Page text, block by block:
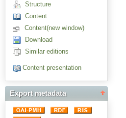
Structure
Content
Content(new window)
Download
Similar editions
Content presentation
Export metadata